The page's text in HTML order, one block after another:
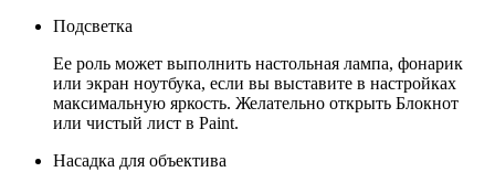
Подсветка
Ее роль может выполнить настольная лампа, фонарик
или экран ноутбука, если вы выставите в настройках
максимальную яркость. Желательно открыть Блокнот
или чистый лист в Paint.
Насадка для объектива